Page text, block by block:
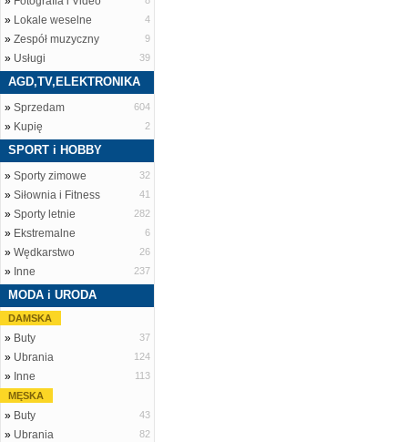
» Lokale weselne 4
» Zespół muzyczny 9
» Usługi 39
AGD,TV,ELEKTRONIKA
» Sprzedam 604
» Kupię 2
SPORT i HOBBY
» Sporty zimowe 32
» Siłownia i Fitness 41
» Sporty letnie 282
» Ekstremalne 6
» Wędkarstwo 26
» Inne 237
MODA i URODA
DAMSKA
» Buty 37
» Ubrania 124
» Inne
113
MĘSKA
» Buty 43
» Ubrania 82